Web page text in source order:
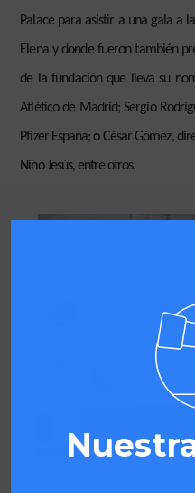
Palace para asistir a una gala a
Elena y donde fueron también
de la fundación que lleva su
Atlético de Madrid; Sergio
Pfizer España; o César Gómez,
Niño Jesús, entre otros.